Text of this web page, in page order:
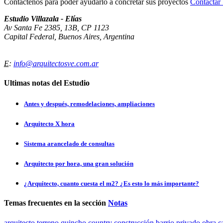
Contáctenos para poder ayudarlo a concretar sus proyectos
Estudio Villazala - Elías
Av Santa Fe 2385, 13B, CP 1123
Capital Federal, Buenos Aires, Argentina
E: info@arquitectosve.com.ar
Ultimas notas del Estudio
Antes y después, remodelaciones, ampliaciones
Arquitecto X hora
Sistema arancelado de consultas
Arquitecto por hora, una gran solución
¿Arquitecto, cuanto cuesta el m2? ¿Es esto lo más importante?
Temas frecuentes en la sección Notas